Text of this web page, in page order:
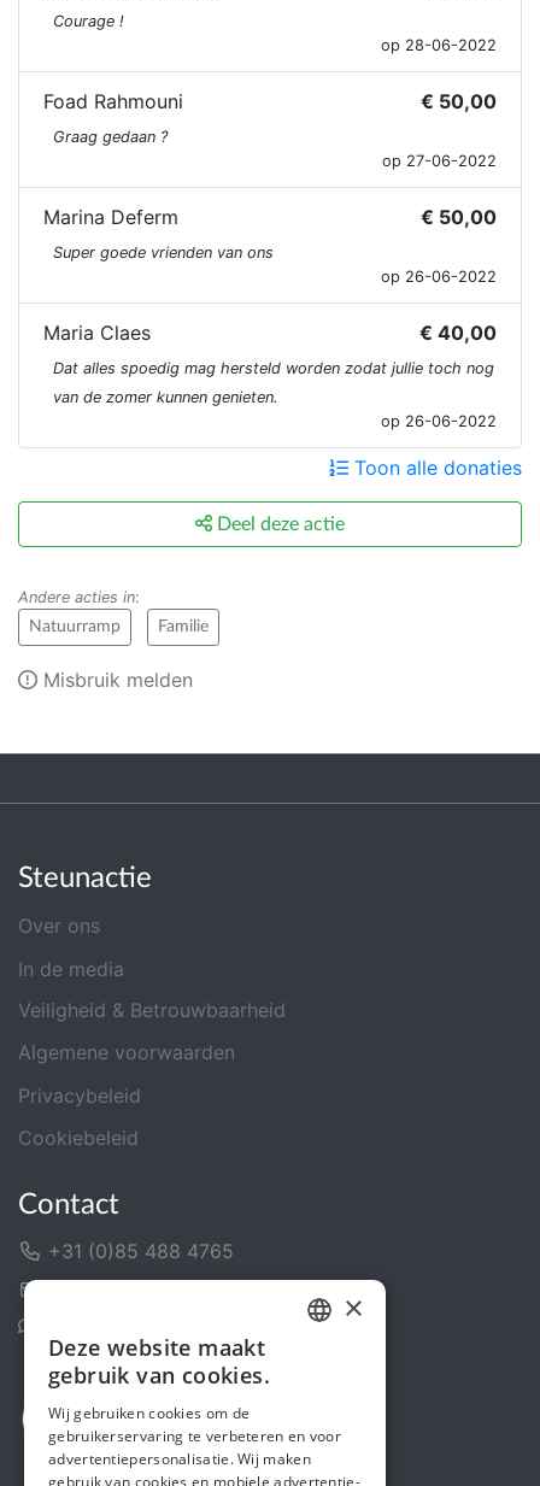
Courage !
op 28-06-2022
Foad Rahmouni € 50,00
Graag gedaan ?
op 27-06-2022
Marina Deferm € 50,00
Super goede vrienden van ons
op 26-06-2022
Maria Claes € 40,00
Dat alles spoedig mag hersteld worden zodat jullie toch nog
van de zomer kunnen genieten.
op 26-06-2022
Toon alle donaties
Deel deze actie
Andere acties in:
Natuurramp Familie
Misbruik melden
Steunactie
Over ons
In de media
Veiligheid & Betrouwbaarheid
Algemene voorwaarden
Privacybeleid
Cookiebeleid
Contact
+31 (0)85 488 4765
ENGLISH
×
Deze website maakt
gebruik van cookies.
Wij gebruiken cookies om de
gebruikerservaring te verbeteren en voor
advertentiepersonalisatie. Wij maken
gebruik van cookies en mobiele advertentie-